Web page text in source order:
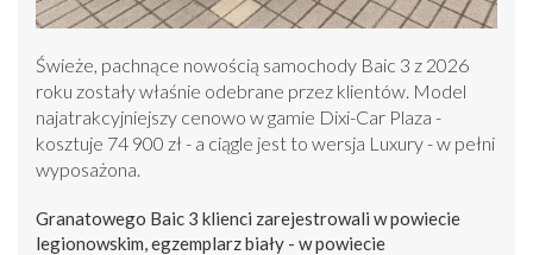
Świeże, pachnące nowością samochody Baic 3 z 2026
roku zostały właśnie odebrane przez klientów. Model
najatrakcyjniejszy cenowo w gamie Dixi-Car Plaza -
kosztuje 74 900 zł - a ciągle jest to wersja Luxury - w pełni
wyposażona.
Granatowego Baic 3 klienci zarejestrowali w powiecie
legionowskim, egzemplarz biały - w powiecie